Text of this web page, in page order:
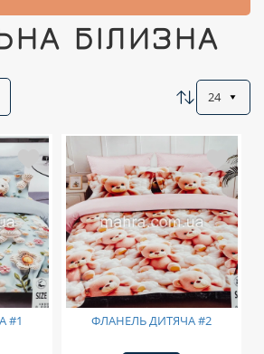
БІЛИЗНА
24
#1 ФЛАНЕЛЬ ДИТЯЧА #2